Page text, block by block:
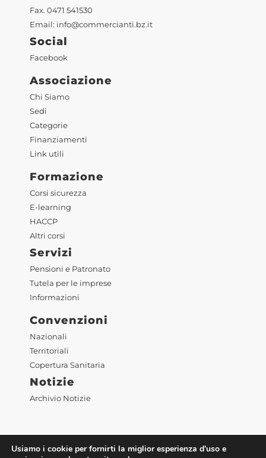
Fax. 0471 541530
Email: info@commercianti.bz.it
Social
Facebook
Associazione
Chi Siamo
Sedi
Categorie
Finanziamenti
Link utili
Formazione
Corsi sicurezza
E-learning
HACCP
Altri corsi
Servizi
Pensioni e Patronato
Tutela per le imprese
Informazioni
Convenzioni
Nazionali
Territoriali
Copertura Sanitaria
Notizie
Archivio Notizie
Usiamo i cookie per fornirti la miglior esperienza d'uso e